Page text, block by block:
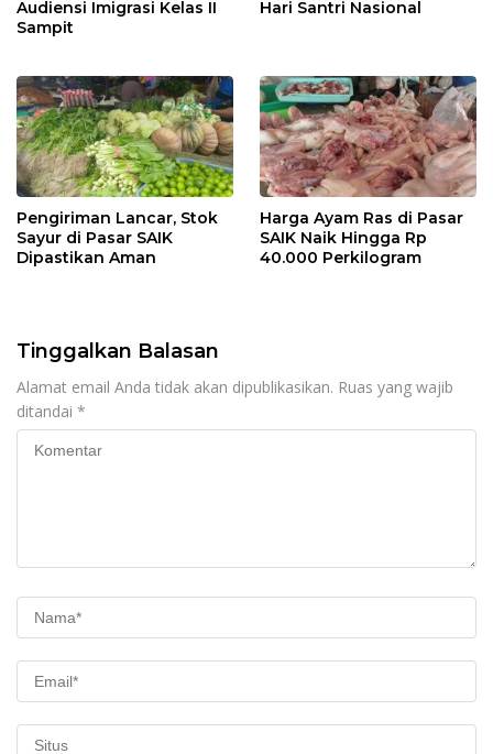
Audiensi Imigrasi Kelas II
Sampit
Hari Santri Nasional
Pengiriman Lancar, Stok
Sayur di Pasar SAIK
Dipastikan Aman
Harga Ayam Ras di Pasar
SAIK Naik Hingga Rp
40.000 Perkilogram
Tinggalkan Balasan
Alamat email Anda tidak akan dipublikasikan. Ruas yang wajib
ditandai *